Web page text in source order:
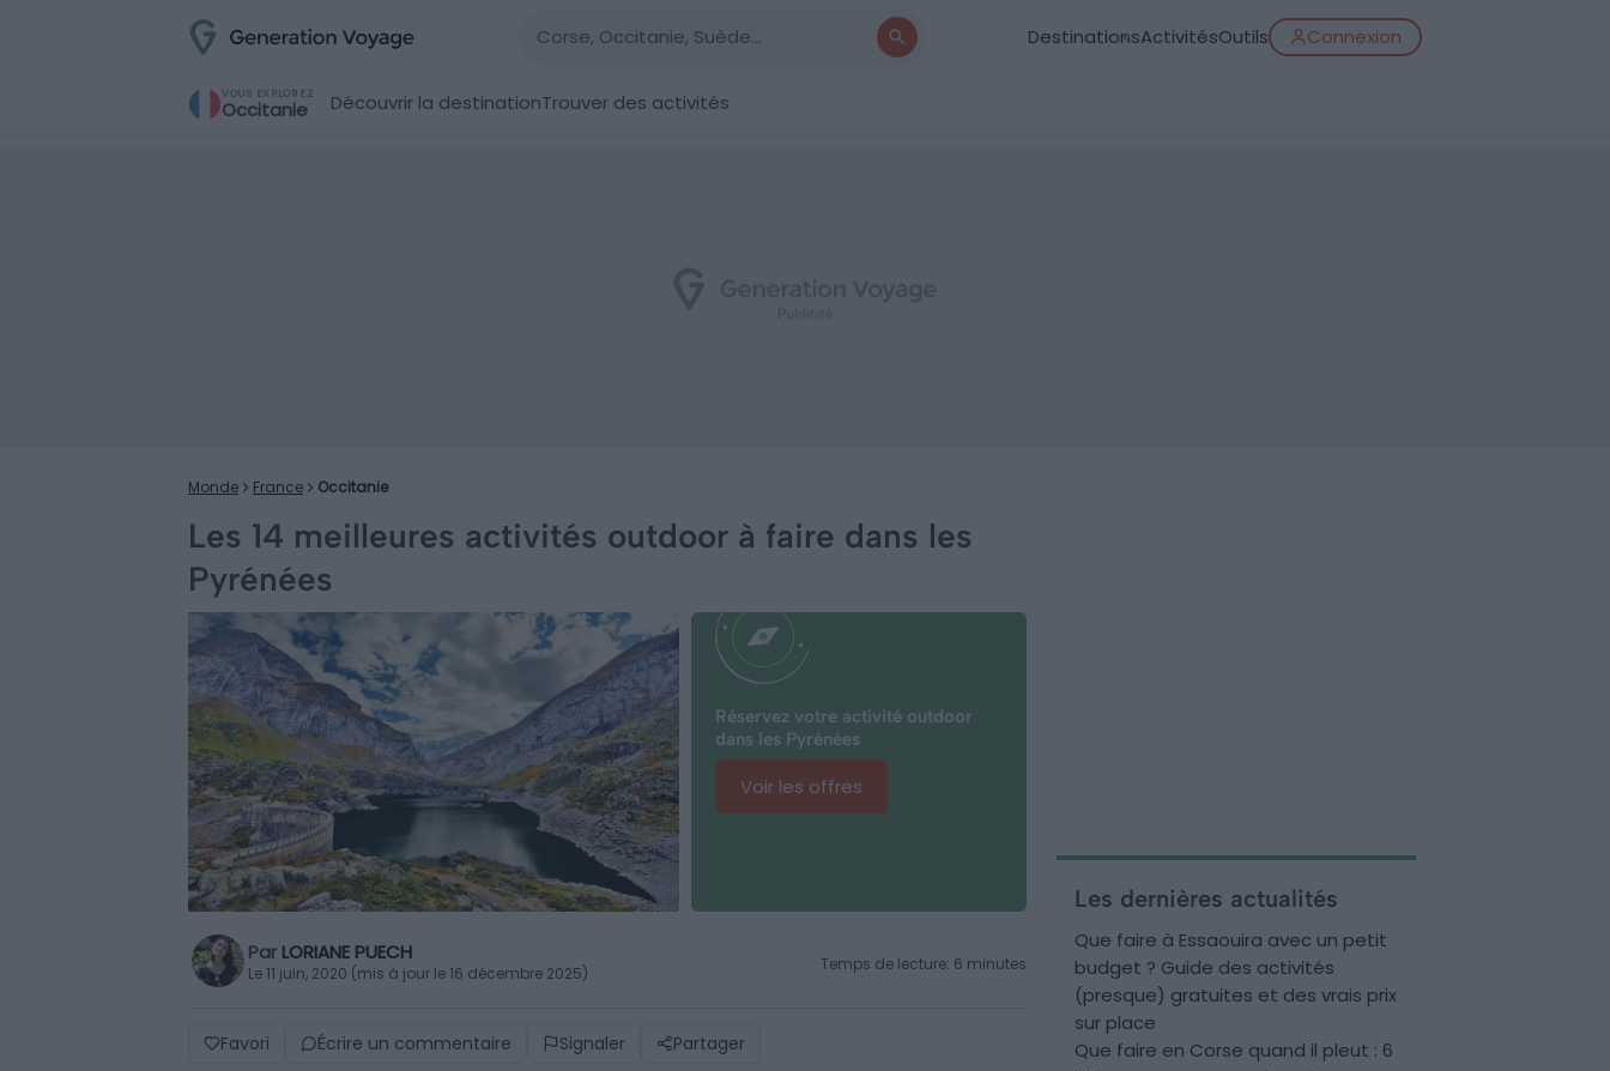
DestinationsActivitésOutils Connexion
VOUS EXPLOREZ
Occitanie Découvrir la destinationTrouver des activités
Monde France Occitanie
Les 14 meilleures activités outdoor à faire dans les
Pyrénées
Réservez votre activité outdoor
dans les Pyrénées
Voir les offres
Par LORIANE PUECH
Le 11 juin, 2020 (mis à jour le 16 décembre 2025) Temps de lecture: 6 minutes
Favori Écrire un commentaire Signaler Partager
Les dernières actualités
Que faire à Essaouira avec un petit
budget ? Guide des activités
(presque) gratuites et des vrais prix
sur place
Que faire en Corse quand il pleut : 6